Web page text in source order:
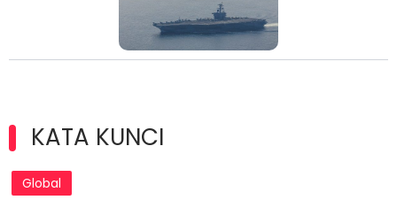
KATA KUNCI
Global